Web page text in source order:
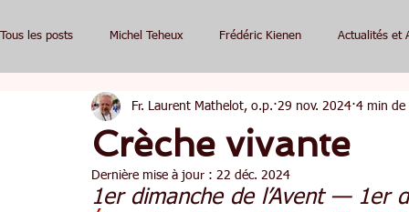
Tous les posts Michel Teheux Frédéric Kienen Actualités et
Crèche vivante
Fr. Laurent Mathelot, o.p. 29 nov. 2024 4 min de
Dernière mise à jour : 22 déc. 2024
1er dimanche de l’Avent — 1er